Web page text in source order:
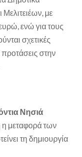
με
ενώ για τους
σχετικές
στην
Νησιά
η μεταφορά των
τη δημιουργία